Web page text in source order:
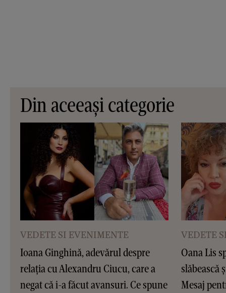
Din aceeași categorie
VEDETE SI EVENIMENTE
Ioana Ginghină, adevărul despre
relația cu Alexandru Ciucu, care a
negat că i-a făcut avansuri. Ce spune
VEDETE
Oana Lis
slăbească
Mesaj